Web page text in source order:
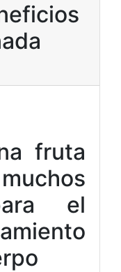
fruta
el